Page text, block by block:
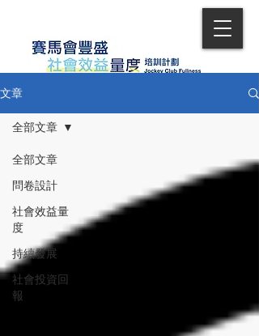
文章
全部文章
問卷設計
社會效益量
度
持續發展
社會投資回
報
全部文章